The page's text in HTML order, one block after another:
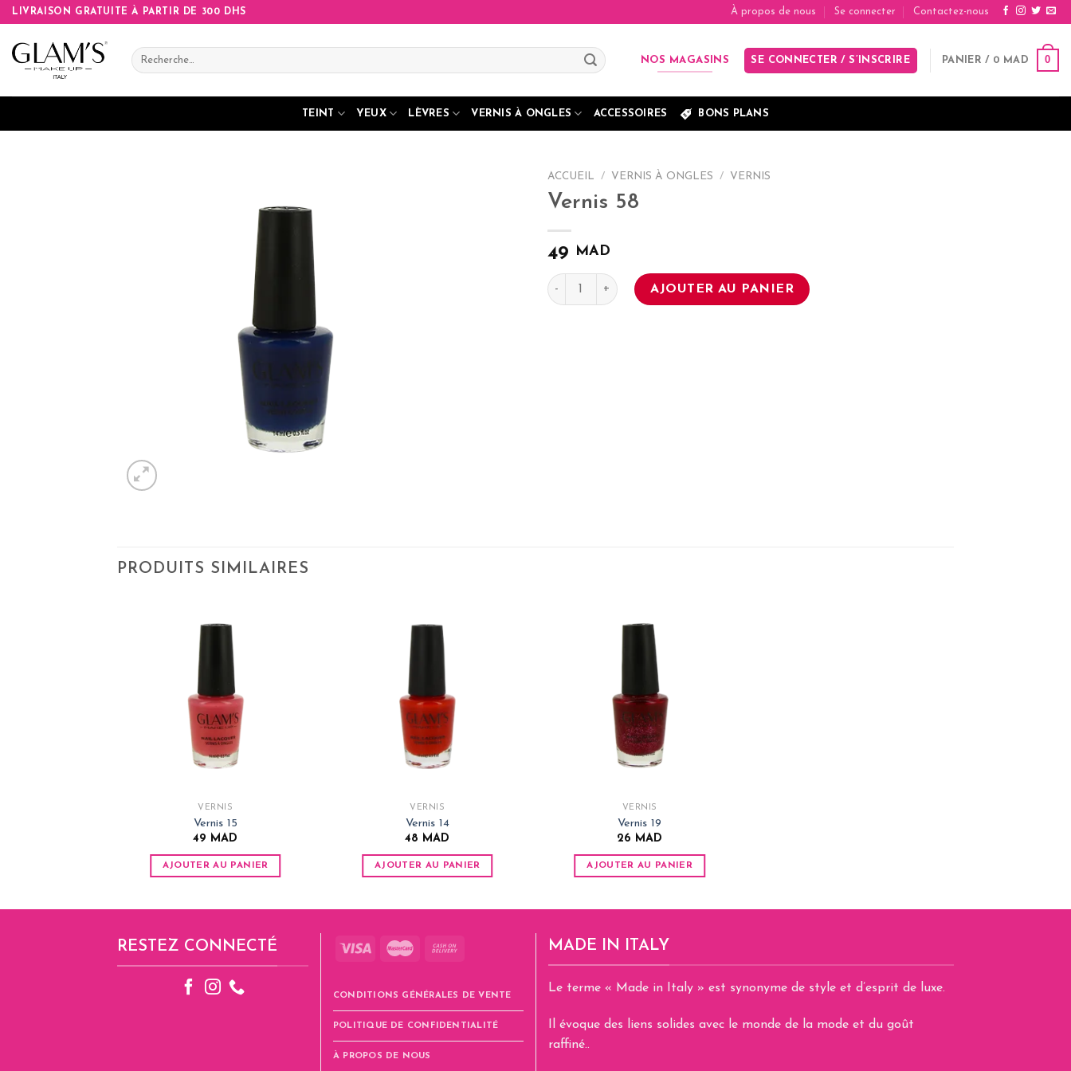
Skip
content
LIVRAISON GRATUITE À PARTIR DE 300 DHS À propos de nous Se connecter Contactez-nous
Recherche
pour :
NOS MAGASINS SE CONNECTER / S’INSCRIRE PANIER / 0 MAD 0
TEINT YEUX LÈVRES VERNIS À ONGLES ACCESSOIRES BONS PLANS
ACCUEIL / VERNIS À ONGLES / VERNIS
Vernis 58
49 MAD
quantité de Vernis 58
AJOUTER AU PANIER
PRODUITS SIMILAIRES
VERNIS
Vernis 15
49 MAD
AJOUTER AU PANIER
VERNIS
Vernis 14
48 MAD
AJOUTER AU PANIER
VERNIS
Vernis 19
26 MAD
AJOUTER AU PANIER
RESTEZ CONNECTÉ
CONDITIONS GÉNÉRALES DE VENTE
POLITIQUE DE CONFIDENTIALITÉ
À PROPOS DE NOUS
MADE IN ITALY
Le terme « Made in Italy » est synonyme de style et d’esprit de luxe.
Il évoque des liens solides avec le monde de la mode et du goût
raffiné..